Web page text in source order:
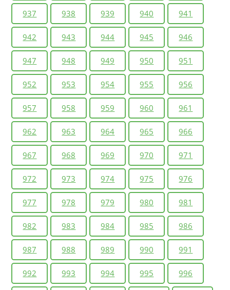
937 938 939 940 941
942 943 944 945 946
947 948 949 950 951
952 953 954 955 956
957 958 959 960 961
962 963 964 965 966
967 968 969 970 971
972 973 974 975 976
977 978 979 980 981
982 983 984 985 986
987 988 989 990 991
992 993 994 995 996